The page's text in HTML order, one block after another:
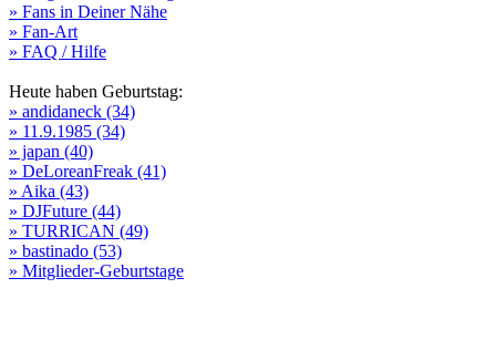
» Fans in Deiner Nähe
» Fan-Art
» FAQ / Hilfe
Heute haben Geburtstag:
» andidaneck (34)
» 11.9.1985 (34)
» japan (40)
» DeLoreanFreak (41)
» Aika (43)
» DJFuture (44)
» TURRICAN (49)
» bastinado (53)
» Mitglieder-Geburtstage